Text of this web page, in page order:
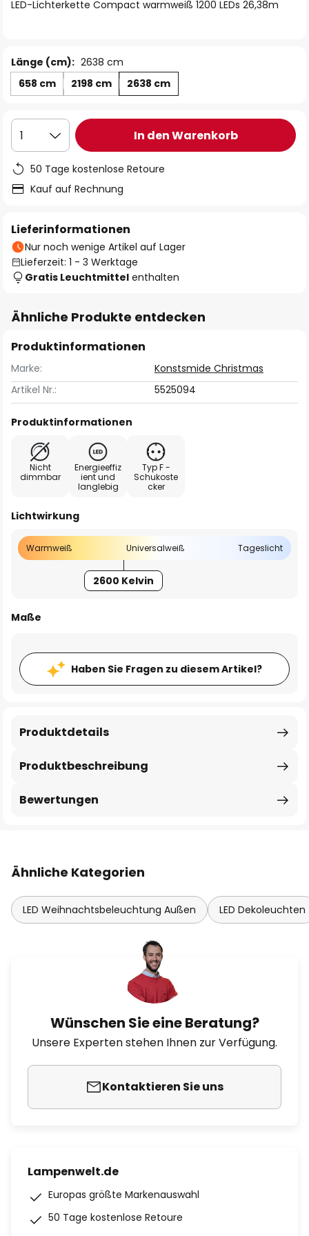
LED-Lichterkette Compact warmweiß 1200 LEDs 26,38m
Länge (cm): 2638 cm
658 cm
2198 cm 2638 cm
1 In den Warenkorb
50 Tage kostenlose Retoure
Kauf auf Rechnung
Lieferinformationen
Nur noch wenige Artikel auf Lager
Lieferzeit: 1 - 3 Werktage
Gratis Leuchtmittel enthalten
Ähnliche Produkte entdecken
Produktinformationen
Marke:
Konstsmide Christmas
Artikel Nr.:
5525094
Produktinformationen
Nicht
dimmbar
Energieeffiz
ient und
langlebig
Typ F -
Schukoste
cker
Lichtwirkung
Warmweiß Universalweiß Tageslicht
2600 Kelvin
Maße
Haben Sie Fragen zu diesem Artikel?
Produktbeschreibung
Produktdetails
Bewertungen
Ähnliche Kategorien
LED Weihnachtsbeleuchtung Außen LED Dekoleuchten
Wünschen Sie eine Beratung?
Unsere Experten stehen Ihnen zur Verfügung.
Kontaktieren Sie uns
Lampenwelt.de
Europas größte Markenauswahl
50 Tage kostenlose Retoure